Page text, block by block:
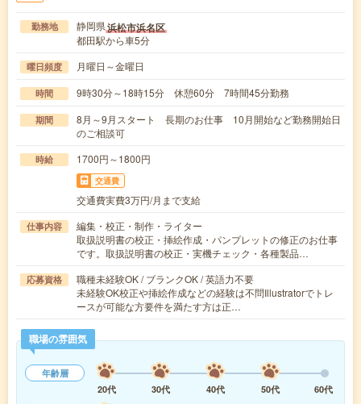
勤務地 静岡県浜松市浜名区
都田駅から車5分
曜日頻度 月曜日～金曜日
時間 9時30分～18時15分 休憩60分 7時間45分勤務
期間
8月～9月スタート 長期のお仕事 10月開始など勤務開始日
のご相談可
時給 1700円～1800円
交通費
交通費実費3万円/月まで支給
仕事内容
編集・校正・制作・ライター
取扱説明書の校正・挿絵作成・パンプレットの修正のお仕事
です。取扱説明書の校正・実機チェック・各種製品…
応募資格
職種未経験OK / ブランクOK / 英語力不要
未経験OK校正や挿絵作成などの経験は不問Illustratorでトレ
ースが可能な方要件を満たす方は正…
職場の雰囲気
年齢層
20代
30代 40代 50代
60代